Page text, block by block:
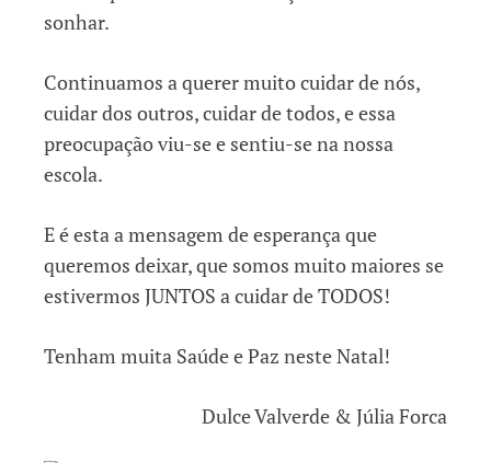
sonhar.
Continuamos a querer muito cuidar de nós,
cuidar dos outros, cuidar de todos, e essa
preocupação viu-se e sentiu-se na nossa
escola.
E é esta a mensagem de esperança que
queremos deixar, que somos muito maiores se
estivermos JUNTOS a cuidar de TODOS!
Tenham muita Saúde e Paz neste Natal!
Dulce Valverde & Júlia Forca